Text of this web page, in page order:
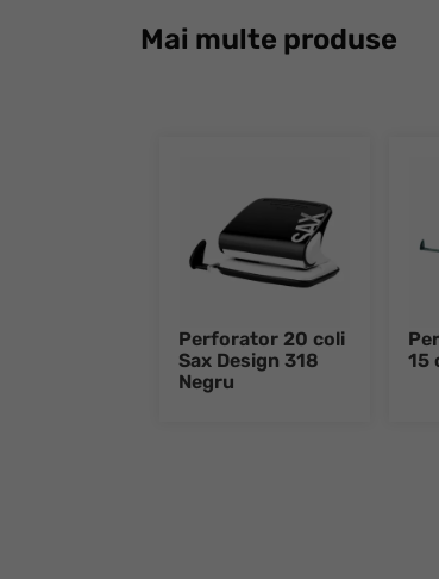
Mai multe produse
Perforator 20 coli
Sax Design 318
Negru
15